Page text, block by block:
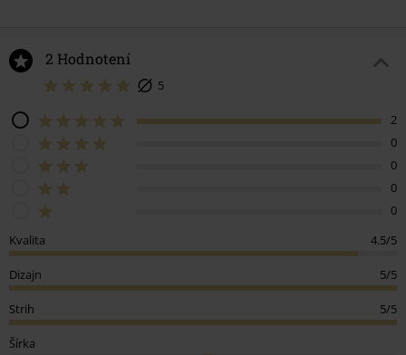
2 Hodnotení
5
2
0
0
0
0
Kvalita
4.5/5
Dizajn 5/5
Strih 5/5
Šírka